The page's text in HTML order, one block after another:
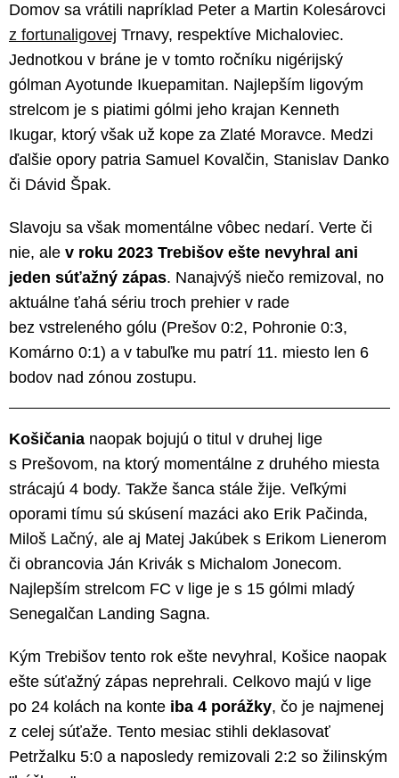
Domov sa vrátili napríklad Peter a Martin Kolesárovci
z fortunaligovej Trnavy, respektíve Michaloviec.
Jednotkou v bráne je v tomto ročníku nigérijský
gólman Ayotunde Ikuepamitan. Najlepším ligovým
strelcom je s piatimi gólmi jeho krajan Kenneth
Ikugar, ktorý však už kope za Zlaté Moravce. Medzi
ďalšie opory patria Samuel Kovalčin, Stanislav Danko
či Dávid Špak.
Slavoju sa však momentálne vôbec nedarí. Verte či
nie, ale v roku 2023 Trebišov ešte nevyhral ani
jeden súťažný zápas. Nanajvýš niečo remizoval, no
aktuálne ťahá sériu troch prehier v rade
bez vstreleného gólu (Prešov 0:2, Pohronie 0:3,
Komárno 0:1) a v tabuľke mu patrí 11. miesto len 6
bodov nad zónou zostupu.
Košičania naopak bojujú o titul v druhej lige
s Prešovom, na ktorý momentálne z druhého miesta
strácajú 4 body. Takže šanca stále žije. Veľkými
oporami tímu sú skúsení mazáci ako Erik Pačinda,
Miloš Lačný, ale aj Matej Jakúbek s Erikom Lienerom
či obrancovia Ján Krivák s Michalom Jonecom.
Najlepším strelcom FC v lige je s 15 gólmi mladý
Senegalčan Landing Sagna.
Kým Trebišov tento rok ešte nevyhral, Košice naopak
ešte súťažný zápas neprehrali. Celkovo majú v lige
po 24 kolách na konte iba 4 porážky, čo je najmenej
z celej súťaže. Tento mesiac stihli deklasovať
Petržalku 5:0 a naposledy remizovali 2:2 so žilinským